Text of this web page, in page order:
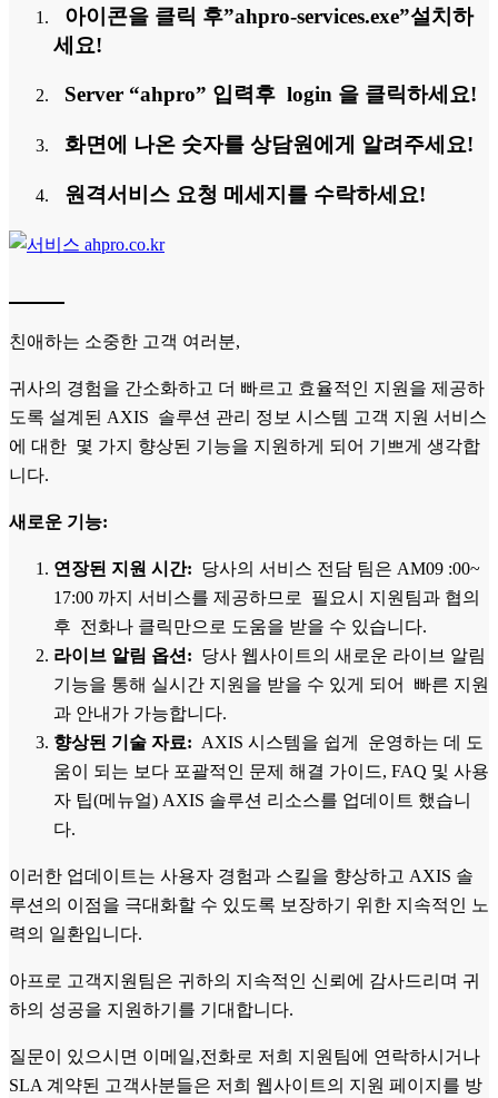
아이콘을 클릭 후”ahpro-services.exe”설치하
세요!
Server “ahpro” 입력후 login 을 클릭하세요!
화면에 나온 숫자를 상담원에게 알려주세요!
원격서비스 요청 메세지를 수락하세요!
친애하는 소중한 고객 여러분,
귀사의 경험을 간소화하고 더 빠르고 효율적인 지원을 제공하
도록 설계된 AXIS 솔루션 관리 정보 시스템 고객 지원 서비스
에 대한 몇 가지 향상된 기능을 지원하게 되어 기쁘게 생각합
니다.
새로운 기능:
연장된 지원 시간: 당사의 서비스 전담 팀은 AM09 :00~
17:00 까지 서비스를 제공하므로 필요시 지원팀과 협의
후 전화나 클릭만으로 도움을 받을 수 있습니다.
라이브 알림 옵션: 당사 웹사이트의 새로운 라이브 알림
기능을 통해 실시간 지원을 받을 수 있게 되어 빠른 지원
과 안내가 가능합니다.
향상된 기술 자료: AXIS 시스템을 쉽게 운영하는 데 도
움이 되는 보다 포괄적인 문제 해결 가이드, FAQ 및 사용
자 팁(메뉴얼) AXIS 솔루션 리소스를 업데이트 했습니
다.
이러한 업데이트는 사용자 경험과 스킬을 향상하고 AXIS 솔
루션의 이점을 극대화할 수 있도록 보장하기 위한 지속적인 노
력의 일환입니다.
아프로 고객지원팀은 귀하의 지속적인 신뢰에 감사드리며 귀
하의 성공을 지원하기를 기대합니다.
질문이 있으시면 이메일,전화로 저희 지원팀에 연락하시거나
SLA 계약된 고객사분들은 저희 웹사이트의 지원 페이지를 방